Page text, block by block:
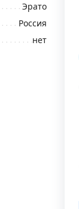
Эрато
Россия
нет